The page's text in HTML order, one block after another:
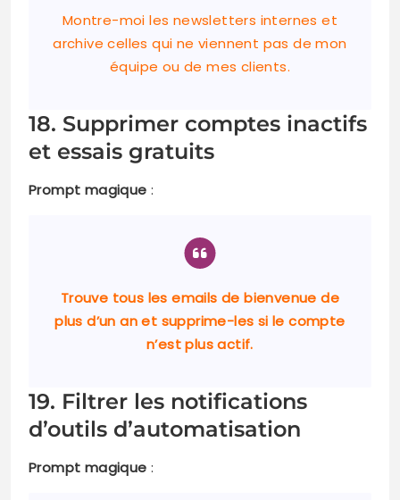
Montre-moi les newsletters internes et
archive celles qui ne viennent pas de mon
équipe ou de mes clients.
18. Supprimer comptes inactifs
et essais gratuits
Prompt magique :
Trouve tous les emails de bienvenue de
plus d’un an et supprime-les si le compte
n’est plus actif.
19. Filtrer les notifications
d’outils d’automatisation
Prompt magique :